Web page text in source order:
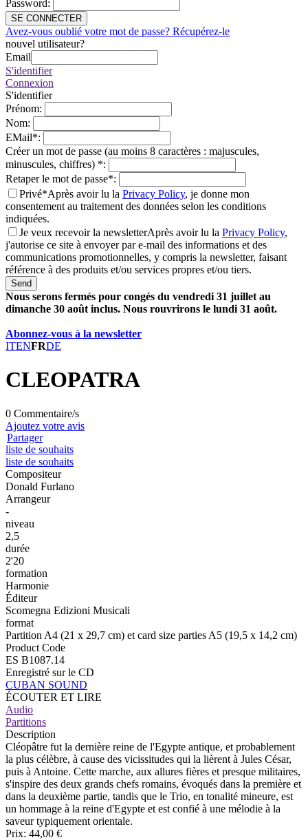
Password:
SE CONNECTER
Avez-vous oublié votre mot de passe? Récupérez-le
nouvel utilisateur?
Email
S'identifier
Connexion
S'identifier
Prénom:
Nom:
EMail*:
Créer un mot de passe (au moins 8 caractères : majuscules,
minuscules, chiffres) *:
Retaper le mot de passe*:
Privé*Après avoir lu la Privacy Policy, je donne mon
consentement au traitement des données selon les conditions
indiquées.
Je veux recevoir la newsletterAprès avoir lu la Privacy Policy,
j'autorise ce site à envoyer par e-mail des informations et des
communications promotionnelles, y compris la newsletter, faisant
référence à des produits et/ou services propres et/ou tiers.
Send
Nous serons fermés pour congés du vendredi 31 juillet au
dimanche 30 août inclus. Nous rouvrirons le lundi 31 août.
Abonnez-vous à la newsletter
ITENFRDE
CLEOPATRA
0 Commentaire/s
Ajoutez votre avis
Partager
liste de souhaits
liste de souhaits
Compositeur
Donald Furlano
Arrangeur
-
niveau
2,5
durée
2'20
formation
Harmonie
Éditeur
Scomegna Edizioni Musicali
format
Partition A4 (21 x 29,7 cm) et card size parties A5 (19,5 x 14,2 cm)
Product Code
ES B1087.14
Enregistré sur le CD
CUBAN SOUND
ÉCOUTER ET LIRE
Audio
Partitions
Description
Cléopâtre fut la dernière reine de l'Egypte antique, et probablement
la plus célèbre, à cause des vicissitudes qui la lièrent à Jules César,
puis à Antoine. Cette marche, aux allures fières et presque militaires,
s'inspire des deux grands chefs romains, évoqués dans la première et
dans la deuxième partie, tandis que le Trio, en tonalité mineure, est
un hommage à la reine d'Egypte et est confié à une mélodie à la
saveur typiquement orientale.
Prix: 44,00 €